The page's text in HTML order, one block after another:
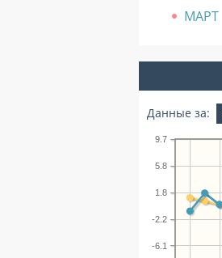
МАРТ
Данные за:
-6.1
-2.2
1.8
5.8
9.7